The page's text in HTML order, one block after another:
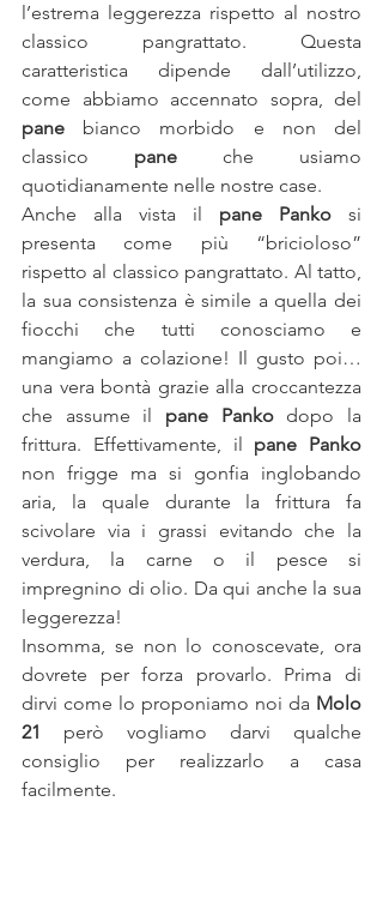
l’estrema leggerezza rispetto al nostro
classico pangrattato. Questa
caratteristica dipende dall’utilizzo,
pane bianco morbido e non del
classico pane che usiamo
quotidianamente nelle nostre case.
Anche alla vista il pane Panko si
presenta come più “bricioloso”
rispetto al classico pangrattato. Al tatto,
la sua consistenza è simile a quella dei
fiocchi che tutti conosciamo e
mangiamo a colazione! Il gusto poi…
una vera bontà grazie alla croccantezza
che assume il pane Panko dopo la
frittura. Effettivamente, il pane Panko
non frigge ma si gonfia inglobando
aria, la quale durante la frittura fa
scivolare via i grassi evitando che la
verdura, la carne o il pesce si
impregnino di olio. Da qui anche la sua
leggerezza!
Insomma, se non lo conoscevate, ora
dovrete per forza provarlo. Prima di
dirvi come lo proponiamo noi da Molo
21
però vogliamo darvi qualche
consiglio per realizzarlo a casa
facilmente.